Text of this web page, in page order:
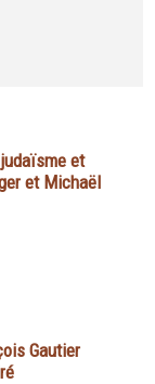
et
et Michaël
Gautier